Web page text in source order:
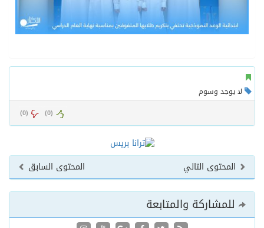
لا يوجد وسوم
(
0
) (
0
)
المحتوى السابق المحتوى التالي
للمشاركة والمتابعة